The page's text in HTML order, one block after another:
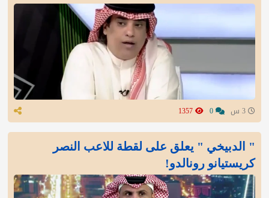
" الدبيخي " يعلق على لقطة للاعب النصر
كريستيانو رونالدو!